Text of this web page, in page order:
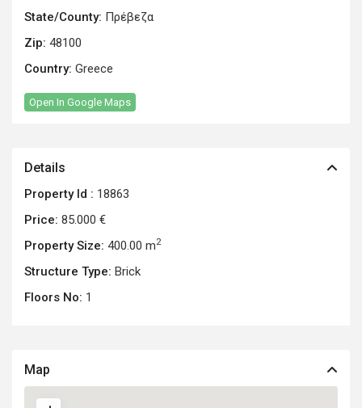
State/County: Πρέβεζα
Zip: 48100
Country: Greece
Open In Google Maps
Details
Property Id : 18863
Price: 85.000 €
Property Size: 400.00 m2
Structure Type: Brick
Floors No: 1
Map